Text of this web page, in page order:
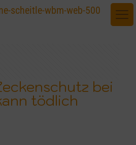
bei
tödlich